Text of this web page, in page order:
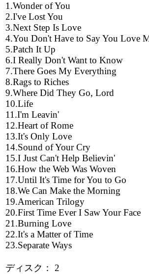
1.Wonder of You
2.I've Lost You
3.Next Step Is Love
4.You Don't Have to Say You Love
5.Patch It Up
6.I Really Don't Want to Know
7.There Goes My Everything
8.Rags to Riches
9.Where Did They Go, Lord
10.Life
11.I'm Leavin'
12.Heart of Rome
13.It's Only Love
14.Sound of Your Cry
15.I Just Can't Help Believin'
16.How the Web Was Woven
17.Until It's Time for You to Go
18.We Can Make the Morning
19.American Trilogy
20.First Time Ever I Saw Your Face
21.Burning Love
22.It's a Matter of Time
23.Separate Ways
ディスク： 2